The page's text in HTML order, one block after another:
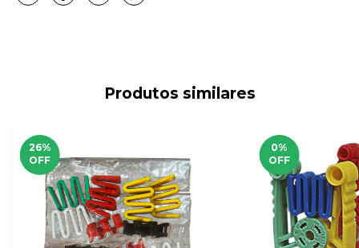
Produtos similares
26%
OFF
0%
OFF